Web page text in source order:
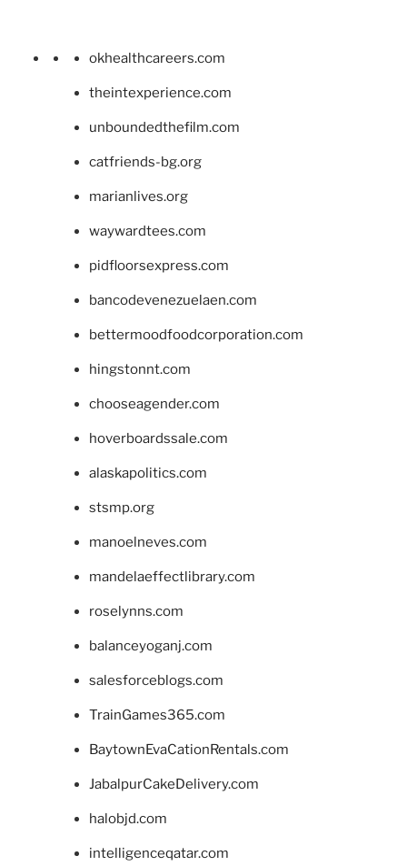
okhealthcareers.com
theintexperience.com
unboundedthefilm.com
catfriends-bg.org
marianlives.org
waywardtees.com
pidfloorsexpress.com
bancodevenezuelaen.com
bettermoodfoodcorporation.com
hingstonnt.com
chooseagender.com
hoverboardssale.com
alaskapolitics.com
stsmp.org
manoelneves.com
mandelaeffectlibrary.com
roselynns.com
balanceyoganj.com
salesforceblogs.com
TrainGames365.com
BaytownEvaCationRentals.com
JabalpurCakeDelivery.com
halobjd.com
intelligenceqatar.com